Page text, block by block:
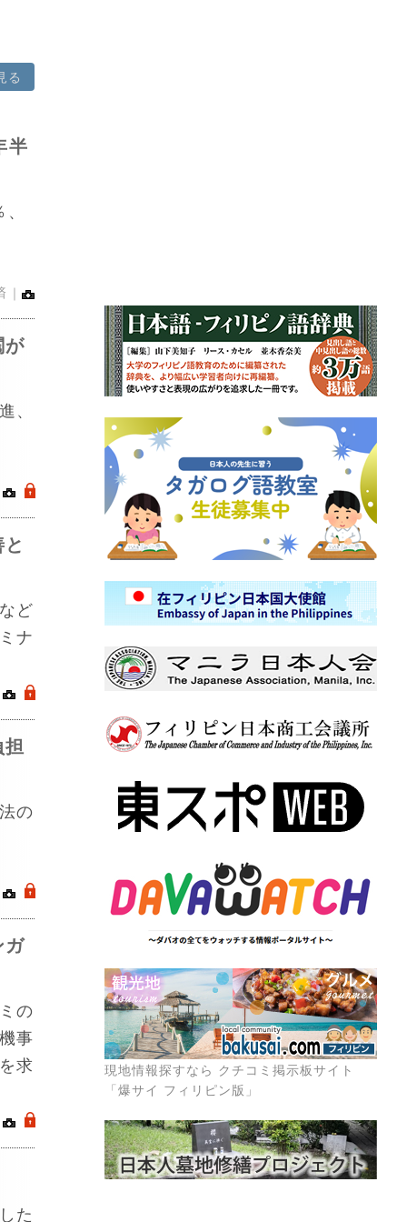
る
半
｜
、
.
ど
ナ
.
の
.
ガ
の
事
求
.
た
現地情報探すなら クチコミ掲示板サイト
「爆サイ フィリピン版」